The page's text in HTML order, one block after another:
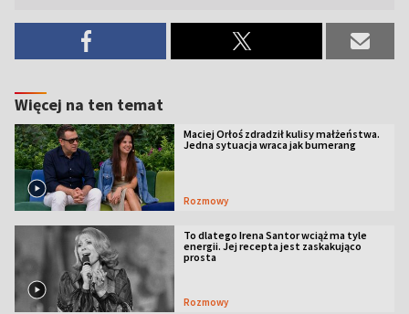
Więcej na ten temat
Maciej Orłoś zdradził kulisy małżeństwa.
Jedna sytuacja wraca jak bumerang
Rozmowy
To dlatego Irena Santor wciąż ma tyle
energii. Jej recepta jest zaskakująco
prosta
Rozmowy